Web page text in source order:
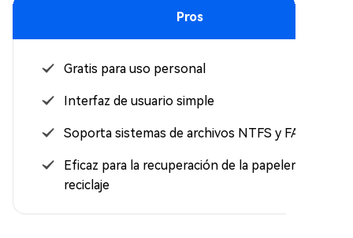
Pros
Gratis para uso personal
Interfaz de usuario simple
Soporta sistemas de archivos NTFS y FAT
Eficaz para la recuperación de la papelera de
reciclaje